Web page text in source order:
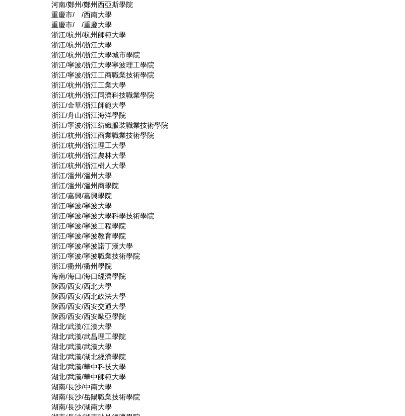
河南/鄭州/鄭州西亞斯學院
重慶市/ /西南大學
重慶市/ /重慶大學
浙江/杭州/杭州師範大學
浙江/杭州/浙江大學
浙江/杭州/浙江大學城市學院
浙江/寧波/浙江大學寧波理工學院
浙江/寧波/浙江工商職業技術學院
浙江/杭州/浙江工業大學
浙江/杭州/浙江同濟科技職業學院
浙江/金華/浙江師範大學
浙江/舟山/浙江海洋學院
浙江/寧波/浙江紡織服裝職業技術學院
浙江/杭州/浙江商業職業技術學院
浙江/杭州/浙江理工大學
浙江/杭州/浙江農林大學
浙江/杭州/浙江樹人大學
浙江/溫州/溫州大學
浙江/溫州/溫州商學院
浙江/嘉興/嘉興學院
浙江/寧波/寧波大學
浙江/寧波/寧波大學科學技術學院
浙江/寧波/寧波工程學院
浙江/寧波/寧波教育學院
浙江/寧波/寧波諾丁漢大學
浙江/寧波/寧波職業技術學院
浙江/衢州/衢州學院
海南/海口/海口經濟學院
陝西/西安/西北大學
陝西/西安/西北政法大學
陝西/西安/西安交通大學
陝西/西安/西安歐亞學院
湖北/武漢/江漢大學
湖北/武漢/武昌理工學院
湖北/武漢/武漢大學
湖北/武漢/湖北經濟學院
湖北/武漢/華中科技大學
湖北/武漢/華中師範大學
湖南/長沙/中南大學
湖南/長沙/岳陽職業技術學院
湖南/長沙/湖南大學